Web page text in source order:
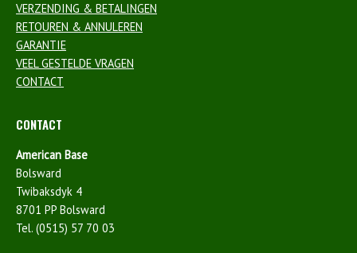
VERZENDING & BETALINGEN
RETOUREN & ANNULEREN
GARANTIE
VEEL GESTELDE VRAGEN
CONTACT
CONTACT
American Base
Bolsward
Twibaksdyk 4
8701 PP Bolsward
Tel. (0515) 57 70 03